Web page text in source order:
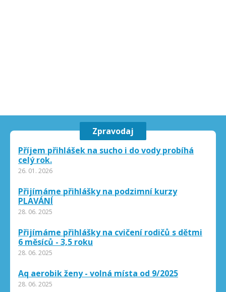
Zpravodaj
Příjem přihlášek na sucho i do vody probíhá
celý rok.
26. 01. 2026
Přijímáme přihlášky na podzimní kurzy
PLAVÁNÍ
28. 06. 2025
Přijímáme přihlášky na cvičení rodičů s dětmi
6 měsíců - 3,5 roku
28. 06. 2025
Aq aerobik ženy - volná místa od 9/2025
28. 06. 2025